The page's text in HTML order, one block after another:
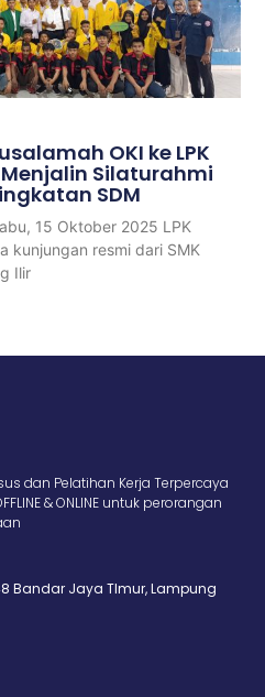
OKI ke LPK
Silaturahmi
SDM
15 Oktober 2025 LPK
kunjungan resmi dari SMK
Ilir
dan Pelatihan Kerja Terpercaya
& ONLINE untuk perorangan
Bandar Jaya TImur, Lampung